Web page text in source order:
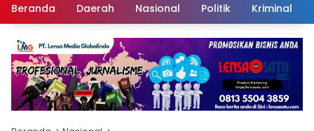
Beranda Daerah Nasional Politik Kriminal